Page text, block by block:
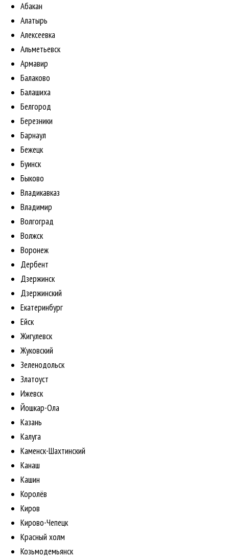
Абакан
Алатырь
Алексеевка
Альметьевск
Армавир
Балаково
Балашиха
Белгород
Березники
Барнаул
Бежецк
Буинск
Быково
Владикавказ
Владимир
Волгоград
Волжск
Воронеж
Дербент
Дзержинск
Дзержинский
Екатеринбург
Ейск
Жигулевск
Жуковский
Зеленодольск
Златоуст
Ижевск
Йошкар-Ола
Казань
Калуга
Каменск-Шахтинский
Канаш
Кашин
Королёв
Киров
Кирово-Чепецк
Красный холм
Козьмодемьянск